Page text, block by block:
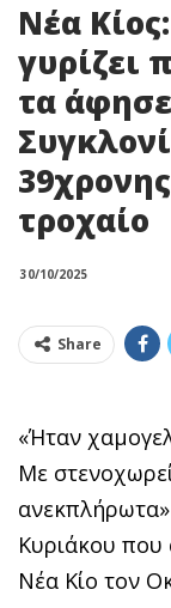
Νέα
γυρίζει
τα
τροχαίο
30/10/2025
Share
«Ήταν
Με
Κυριάκου που
Νέα Κίο τον